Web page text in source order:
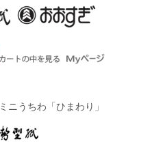
ミニうちわ「ひまわり」